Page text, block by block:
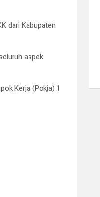
dari Kabupaten
aspek
Kerja (Pokja) 1